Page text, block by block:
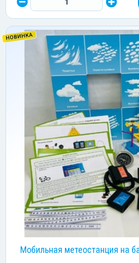
НОВИНКА
Мобильная метеостанция на